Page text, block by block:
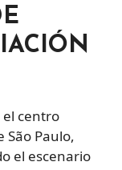
el centro
São Paulo,
el escenario